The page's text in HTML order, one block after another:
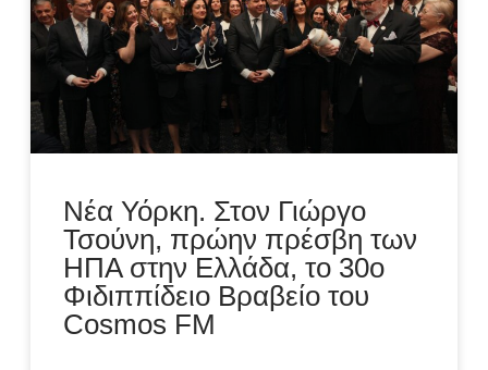
Νέα Υόρκη. Στον Γιώργο
Τσούνη, πρώην πρέσβη των
ΗΠΑ στην Ελλάδα, το 30ο
Φιδιππίδειο Bραβείο του
Cosmos FM